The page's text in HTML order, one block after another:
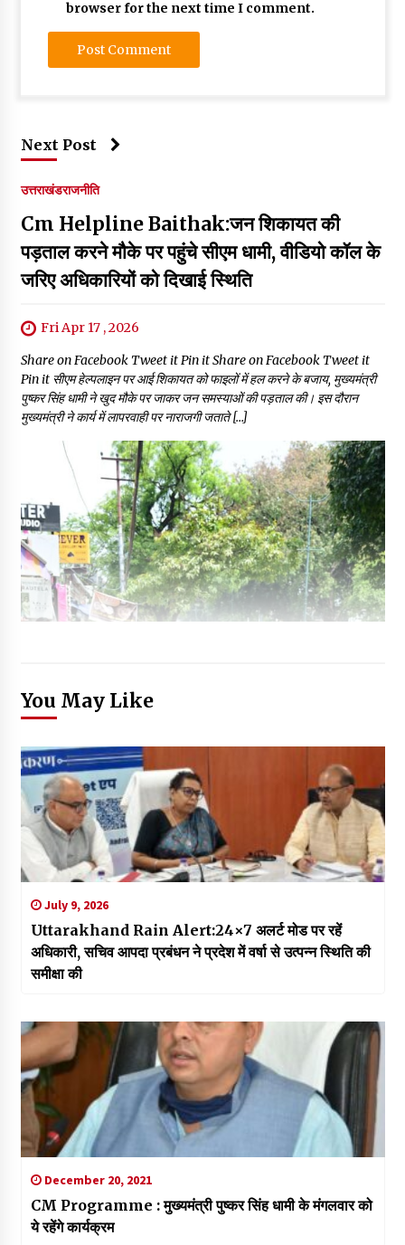
browser for the next time I comment.
Next Post
उत्तराखंडराजनीति
Cm Helpline Baithak:जन शिकायत की
पड़ताल करने मौके पर पहुंचे सीएम धामी, वीडियो कॉल के
जरिए अधिकारियों को दिखाई स्थिति
Fri Apr 17 , 2026
Share on Facebook Tweet it Pin it Share on Facebook Tweet it
Pin it सीएम हेल्पलाइन पर आई शिकायत को फाइलों में हल करने के बजाय, मुख्यमंत्री
पुष्कर सिंह धामी ने खुद मौके पर जाकर जन समस्याओं की पड़ताल की। इस दौरान
मुख्यमंत्री ने कार्य में लापरवाही पर नाराजगी जताते […]
You May Like
July 9, 2026
Uttarakhand Rain Alert:24×7 अलर्ट मोड पर रहें
अधिकारी, सचिव आपदा प्रबंधन ने प्रदेश में वर्षा से उत्पन्न स्थिति की
समीक्षा की
December 20, 2021
CM Programme : मुख्यमंत्री पुष्कर सिंह धामी के मंगलवार को
ये रहेंगे कार्यक्रम